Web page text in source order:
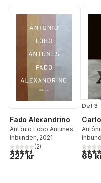
Fado Alexandrino
António Lobo Antunes
Inbunden, 2021
4,5utav 5 stjärnor. Totalt antal
(2)
227 kr
Del 3
4,0
69